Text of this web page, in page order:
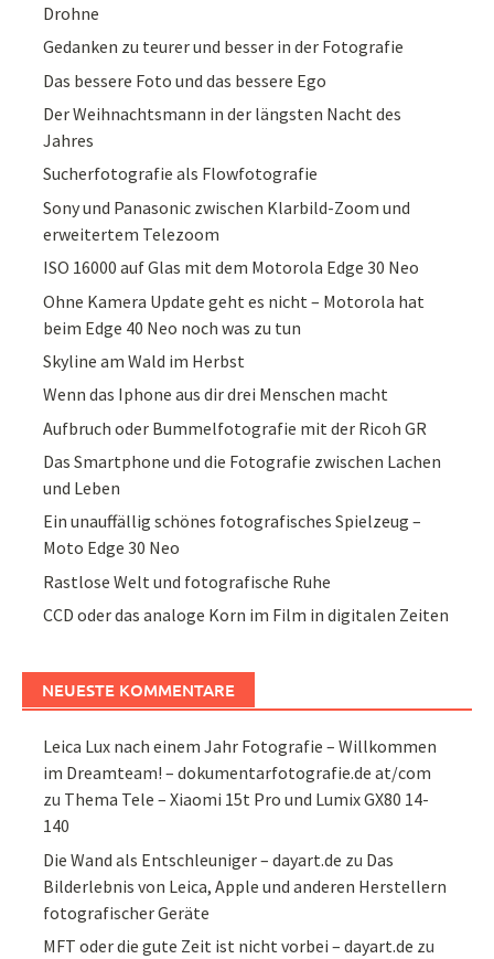
Drohne
Gedanken zu teurer und besser in der Fotografie
Das bessere Foto und das bessere Ego
Der Weihnachtsmann in der längsten Nacht des
Jahres
Sucherfotografie als Flowfotografie
Sony und Panasonic zwischen Klarbild-Zoom und
erweitertem Telezoom
ISO 16000 auf Glas mit dem Motorola Edge 30 Neo
Ohne Kamera Update geht es nicht – Motorola hat
beim Edge 40 Neo noch was zu tun
Skyline am Wald im Herbst
Wenn das Iphone aus dir drei Menschen macht
Aufbruch oder Bummelfotografie mit der Ricoh GR
Das Smartphone und die Fotografie zwischen Lachen
und Leben
Ein unauffällig schönes fotografisches Spielzeug –
Moto Edge 30 Neo
Rastlose Welt und fotografische Ruhe
CCD oder das analoge Korn im Film in digitalen Zeiten
NEUESTE KOMMENTARE
Leica Lux nach einem Jahr Fotografie – Willkommen
im Dreamteam! – dokumentarfotografie.de at/com
zu Thema Tele – Xiaomi 15t Pro und Lumix GX80 14-
140
Die Wand als Entschleuniger – dayart.de zu Das
Bilderlebnis von Leica, Apple und anderen Herstellern
fotografischer Geräte
MFT oder die gute Zeit ist nicht vorbei – dayart.de zu